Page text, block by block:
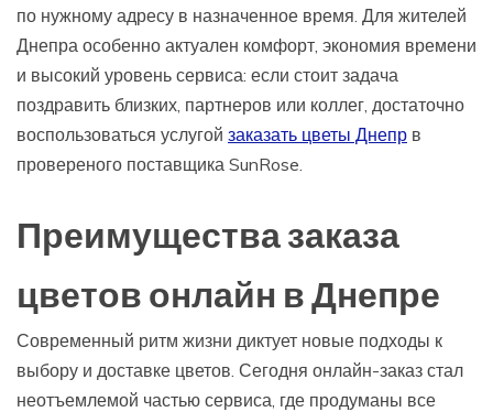
по нужному адресу в назначенное время. Для жителей
Днепра особенно актуален комфорт, экономия времени
и высокий уровень сервиса: если стоит задача
поздравить близких, партнеров или коллег, достаточно
воспользоваться услугой заказать цветы Днепр в
провереного поставщика SunRose.
Преимущества заказа
цветов онлайн в Днепре
Современный ритм жизни диктует новые подходы к
выбору и доставке цветов. Сегодня онлайн-заказ стал
неотъемлемой частью сервиса, где продуманы все